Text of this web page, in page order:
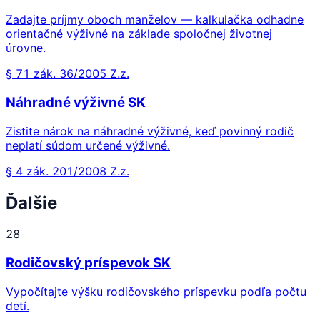
Zadajte príjmy oboch manželov — kalkulačka odhadne
orientačné výživné na základe spoločnej životnej
úrovne.
§ 71 zák. 36/2005 Z.z.
Náhradné výživné SK
Zistite nárok na náhradné výživné, keď povinný rodič
neplatí súdom určené výživné.
§ 4 zák. 201/2008 Z.z.
Ďalšie
28
Rodičovský príspevok SK
Vypočítajte výšku rodičovského príspevku podľa počtu
detí.